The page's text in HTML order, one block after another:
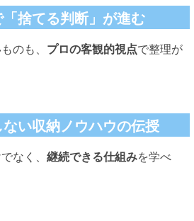
捨てる判断」が進む
のも、 プロの客観的視点で整理が
い収納ノウハウの伝授
なく、 継続できる仕組みを学べ